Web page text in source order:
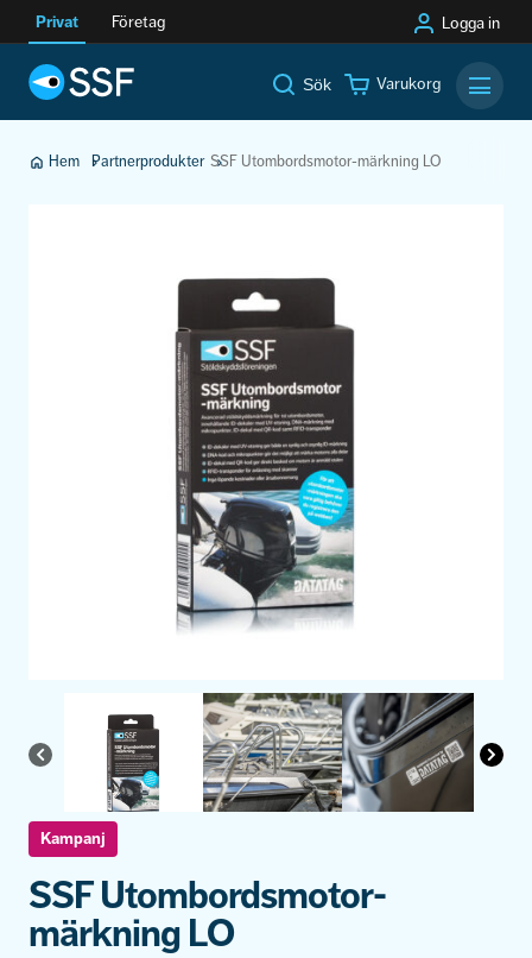
Privat Företag Logga in
Sök Varukorg
Hem Partnerprodukter SSF Utombordsmotor-märkning LO
Kampanj
SSF Utombordsmotor-
märkning LO